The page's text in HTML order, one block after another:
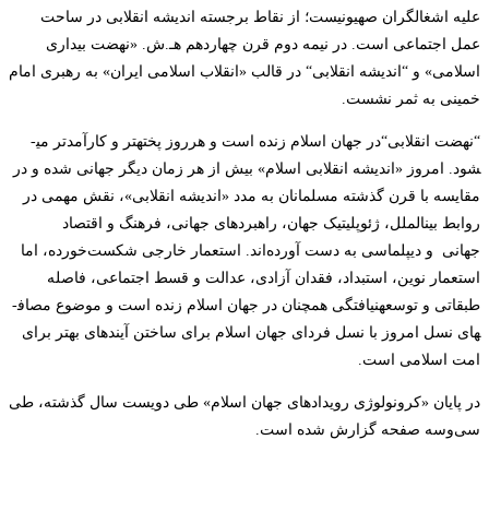
علیه اشغالگران صهیونیست؛ از نقاط برجسته اندیشه انقلابی در ساحت
عمل اجتماعی است. در نیمه دوم قرن چهاردهم هـ.ش. «نهضت ­بیداری­
اسلامی» و “ اندیشه انقلابی“ در قالب «انقلاب ­اسلامی
ایران» به رهبری امام
­خمینی به ثمر نشست.
“نهضت­ انقلابی“در جهان ­اسلام زنده است و هرروز پخته­تر و کارآمدتر می­
شود. امروز «اندیشه انقلابی اسلام» بیش از هر زمان دیگر جهانی شده و در
مقایسه با قرن گذشته مسلمانان به مدد «اندیشه ­انقلابی»، نقش مهمی در
روابط بین­الملل، ژئوپلیتیک جهان، راهبردهای جهانی، فرهنگ و اقتصاد
جهانی
و دیپلماسی به دست آورده‌اند. استعمار خارجی شکست‌خورده، اما
استعمار نوین، استبداد، فقدان آزادی، عدالت و قسط اجتماعی، فاصله
طبقاتی و توسعه­نیافتگی همچنان در جهان اسلام زنده است و موضوع مصاف­
های نسل امروز با نسل فردای جهان ­اسلام برای ساختن آینده­ای بهتر برای
امت ­اسلامی است.
در پایان «کرونولوژی رویدادهای جهان اسلام» طی دویست سال گذشته، طی
سی‌وسه صفحه گزارش شده است.